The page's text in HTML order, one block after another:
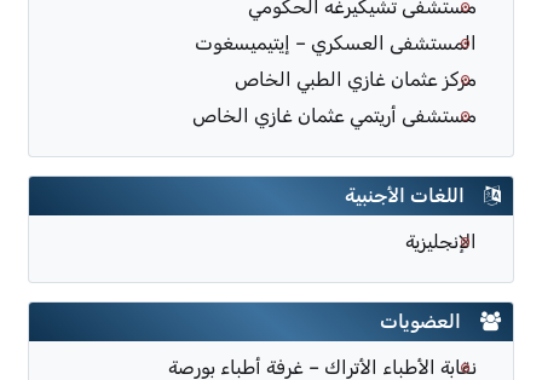
مستشفى تشيكيرغه الحكومي
المستشفى العسكري – إيتيميسغوت
مركز عثمان غازي الطبي الخاص
مستشفى أريتمي عثمان غازي الخاص
اللغات الأجنبية
الإنجليزية
العضويات
نقابة الأطباء الأتراك – غرفة أطباء بورصة